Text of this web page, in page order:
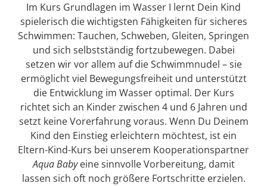
Im Kurs Grundlagen im Wasser I lernt Dein Kind
spielerisch die wichtigsten Fähigkeiten für sicheres
Schwimmen: Tauchen, Schweben, Gleiten, Springen
und sich selbstständig fortzubewegen. Dabei
setzen wir vor allem auf die Schwimmnudel – sie
ermöglicht viel Bewegungsfreiheit und unterstützt
die Entwicklung im Wasser optimal. Der Kurs
richtet sich an Kinder zwischen 4 und 6 Jahren und
setzt keine Vorerfahrung voraus. Wenn Du Deinem
Kind den Einstieg erleichtern möchtest, ist ein
Eltern-Kind-Kurs bei unserem Kooperationspartner
Aqua Babyeine sinnvolle Vorbereitung, damit
lassen sich oft noch größere Fortschritte erzielen.